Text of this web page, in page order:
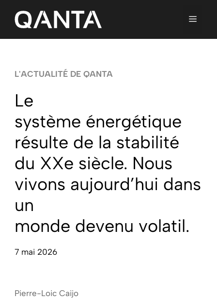
contenu
L'ACTUALITÉ DE QANTA
Le
système énergétique
résulte de la stabilité
du XXe siècle. Nous
vivons aujourd’hui dans
un
monde devenu volatil.
7 mai 2026
Pierre-Loic Caijo